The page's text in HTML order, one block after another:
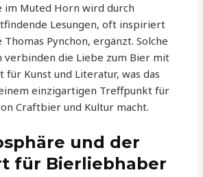
im Muted Horn wird durch
Lesungen, oft inspiriert
Pynchon, ergänzt. Solche
verbinden die Liebe zum Bier mit
für Kunst und Literatur, was das
einzigartigen Treffpunkt für
Craftbier und Kultur macht.
und der
für Bierliebhaber